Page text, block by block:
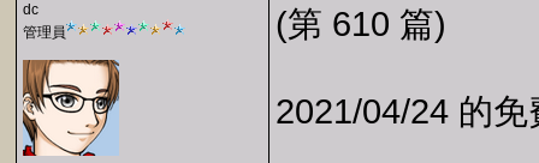
dc
管理員
(第 610 篇)
2021/04/24 的